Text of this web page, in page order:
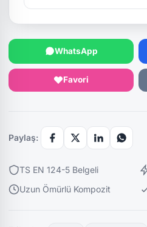
WhatsApp
Favori
Paylaş:
TS EN 124-5 Belgeli
Uzun Ömürlü Kompozit